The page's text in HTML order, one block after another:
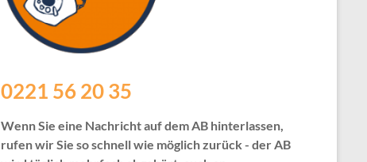
0221 56 20 35
Wenn Sie eine Nachricht auf dem AB hinterlassen,
rufen wir Sie so schnell wie möglich zurück - der AB